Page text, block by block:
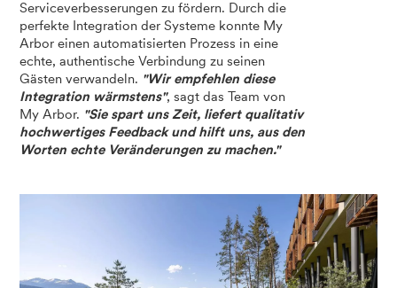
Serviceverbesserungen zu fördern. Durch die
perfekte Integration der Systeme konnte My
Arbor einen automatisierten Prozess in eine
echte, authentische Verbindung zu seinen
Gästen verwandeln. "Wir empfehlen diese
Integration wärmstens", sagt das Team von
My Arbor. "Sie spart uns Zeit, liefert qualitativ
hochwertiges Feedback und hilft uns, aus den
Worten echte Veränderungen zu machen."